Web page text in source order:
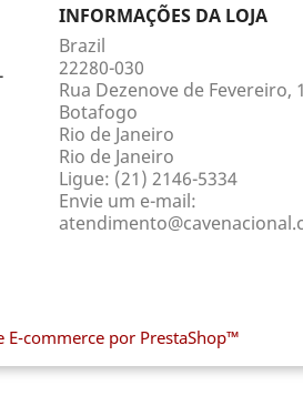
INFORMAÇÕES DA LOJA
Brazil
22280-030
Rua Dezenove de Fevereiro,
Botafogo
Rio de Janeiro
Rio de Janeiro
Ligue: (21) 2146-5334
Envie um e-mail:
E-commerce por PrestaShop™